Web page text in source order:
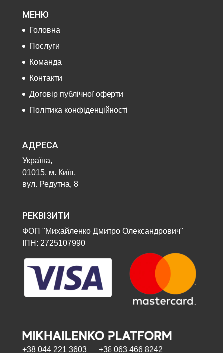
МЕНЮ
Головна
Послуги
Команда
Контакти
Договір публічної оферти
Політика конфіденційності
АДРЕСА
Україна,
01015, м. Київ,
вул. Редутна, 8
РЕКВІЗИТИ
ФОП "Михайленко Дмитро Олександрович"
ІПН: 2725107990
+38 044 221 3603 +38 063 466 8242